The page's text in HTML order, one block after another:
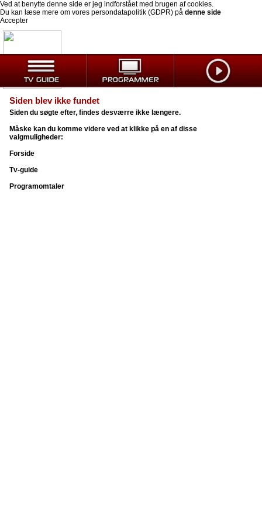
Ved at benytte denne side er jeg indforstået med brugen af cookies.
Du kan læse mere om vores persondatapolitik (GDPR) på denne side
Accepter
Siden blev ikke fundet
Siden du søgte efter, findes desværre ikke længere.
Måske kan du komme videre ved at klikke på en af disse
valgmuligheder:
Forside
Tv-guide
Programomtaler